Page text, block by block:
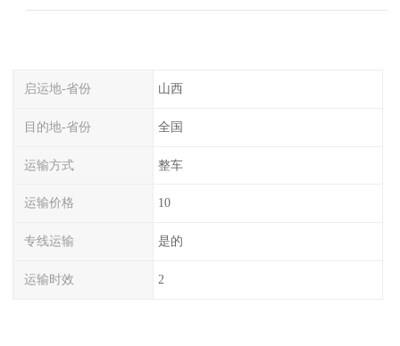
启运地-省份 山西
目的地-省份 全国
运输方式 整车
运输价格 10
专线运输 是的
运输时效 2